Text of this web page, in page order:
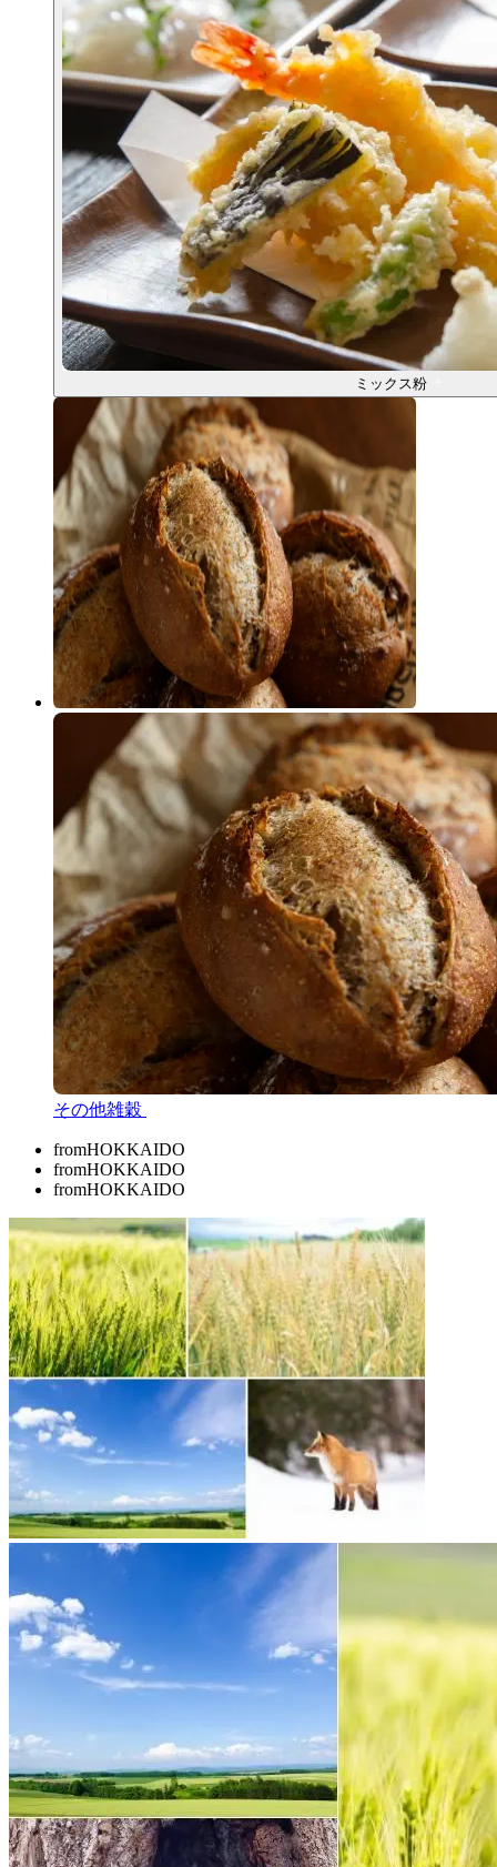
ミックス粉
その他雑穀
fromHOKKAIDO
fromHOKKAIDO
fromHOKKAIDO